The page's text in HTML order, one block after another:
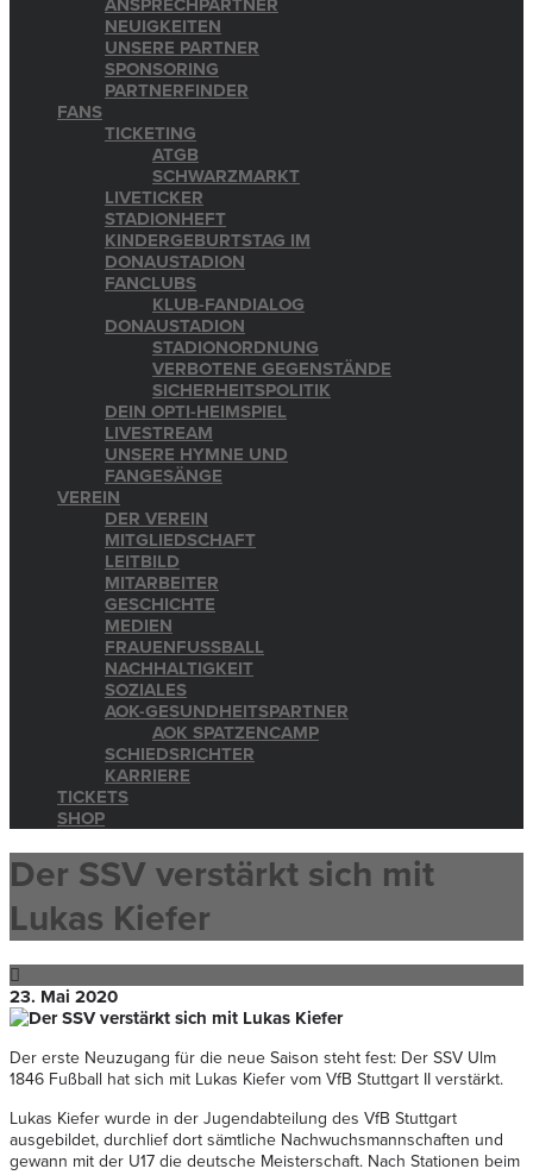
ANSPRECHPARTNER
NEUIGKEITEN
UNSERE PARTNER
SPONSORING
PARTNERFINDER
FANS
TICKETING
ATGB
SCHWARZMARKT
LIVETICKER
STADIONHEFT
KINDERGEBURTSTAG IM
DONAUSTADION
FANCLUBS
KLUB-FANDIALOG
DONAUSTADION
STADIONORDNUNG
VERBOTENE GEGENSTÄNDE
SICHERHEITSPOLITIK
DEIN OPTI-HEIMSPIEL
LIVESTREAM
UNSERE HYMNE UND
FANGESÄNGE
VEREIN
DER VEREIN
MITGLIEDSCHAFT
LEITBILD
MITARBEITER
GESCHICHTE
MEDIEN
FRAUENFUSSBALL
NACHHALTIGKEIT
SOZIALES
AOK-GESUNDHEITSPARTNER
AOK SPATZENCAMP
SCHIEDSRICHTER
KARRIERE
TICKETS
SHOP
Der SSV verstärkt sich mit
Lukas Kiefer
23. Mai 2020
Der erste Neuzugang für die neue Saison steht fest: Der SSV Ulm
1846 Fußball hat sich mit Lukas Kiefer vom VfB Stuttgart II verstärkt.
Lukas Kiefer wurde in der Jugendabteilung des VfB Stuttgart
ausgebildet, durchlief dort sämtliche Nachwuchsmannschaften und
gewann mit der U17 die deutsche Meisterschaft. Nach Stationen beim